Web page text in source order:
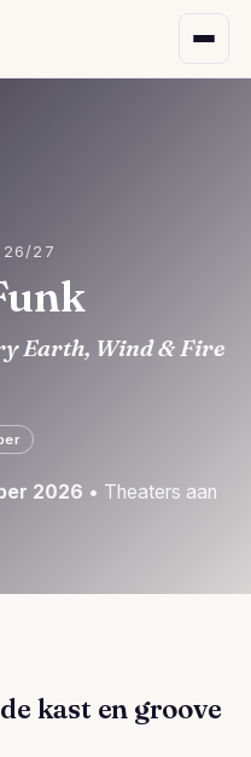
26/27
Earth, Wind & Fire
2026 • Theaters aan
kast en groove